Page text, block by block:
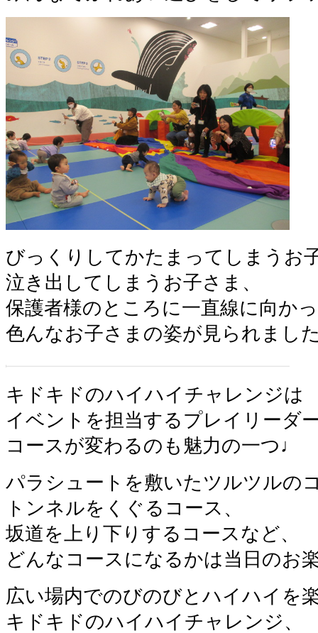
びっくりしてかたまってしまうお
泣き出してしまうお子さま、
保護者様のところに一直線に向か
色んなお子さまの姿が見られまし
キドキドのハイハイチャレンジは
イベントを担当するプレイリーダ
コースが変わるのも魅力の一つ♩
パラシュートを敷いたツルツルの
トンネルをくぐるコース、
坂道を上り下りするコースなど、
どんなコースになるかは当日のお
広い場内でのびのびとハイハイを
キドキドのハイハイチャレンジ、